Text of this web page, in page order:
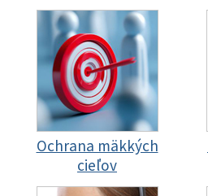
Ochrana mäkkých
cieľov